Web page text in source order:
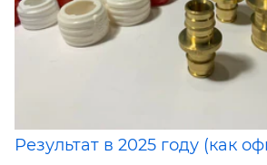
Результат в 2025 году (как